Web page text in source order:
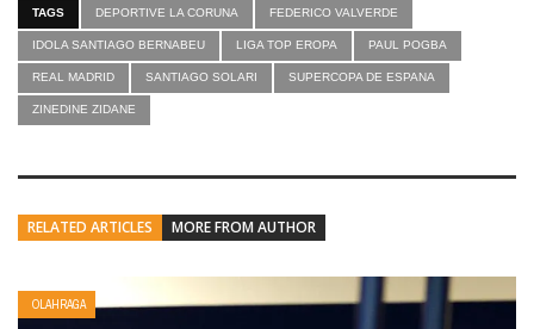
TAGS DEPORTIVE LA CORUNA FEDERICO VALVERDE
IDOLA SANTIAGO BERNABEU LIGA TOP EROPA PAUL POGBA
REAL MADRID SANTIAGO SOLARI SUPERCOPA DE ESPANA
ZINEDINE ZIDANE
RELATED ARTICLES MORE FROM AUTHOR
OLAHRAGA